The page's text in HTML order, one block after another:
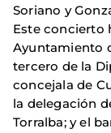
Soriano y
Este concierto
Ayuntamiento
tercero de la
concejala de
la delegación
Torralba; y el